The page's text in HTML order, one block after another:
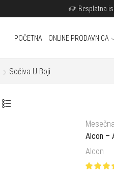
Besplatna
POČETNA ONLINE PRODAVNICA
Sočiva U Boji
Mesečna
Alcon –
Alcon